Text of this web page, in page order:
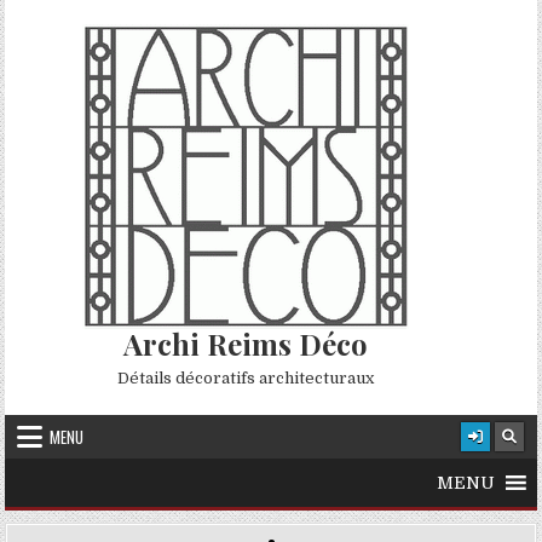
Skip to content
Archi Reims Déco
Détails décoratifs architecturaux
MENU
MENU